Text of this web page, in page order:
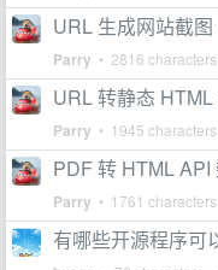
URL 生成网站截
Parry • 2816
URL 转静态
Parry • 1945
PDF 转 HTML API
Parry • 1761
有哪些开源程序可